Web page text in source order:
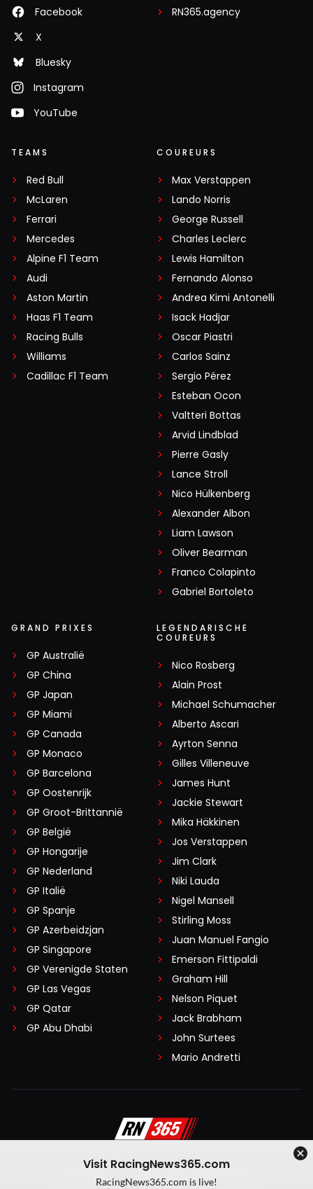
Facebook
X
Bluesky
Instagram
YouTube
RN365.agency
TEAMS
Red Bull
McLaren
Ferrari
Mercedes
Alpine F1 Team
Audi
Aston Martin
Haas F1 Team
Racing Bulls
Williams
Cadillac F1 Team
COUREURS
Max Verstappen
Lando Norris
George Russell
Charles Leclerc
Lewis Hamilton
Fernando Alonso
Andrea Kimi Antonelli
Isack Hadjar
Oscar Piastri
Carlos Sainz
Sergio Pérez
Esteban Ocon
Valtteri Bottas
Arvid Lindblad
Pierre Gasly
Lance Stroll
Nico Hülkenberg
Alexander Albon
Liam Lawson
Oliver Bearman
Franco Colapinto
Gabriel Bortoleto
GRAND PRIXES
GP Australië
GP China
GP Japan
GP Miami
GP Canada
GP Monaco
GP Barcelona
GP Oostenrijk
GP Groot-Brittannië
GP België
GP Hongarije
GP Nederland
GP Italië
GP Spanje
GP Azerbeidzjan
GP Singapore
GP Verenigde Staten
GP Las Vegas
GP Qatar
GP Abu Dhabi
LEGENDARISCHE
COUREURS
Nico Rosberg
Alain Prost
Michael Schumacher
Alberto Ascari
Ayrton Senna
Gilles Villeneuve
James Hunt
Jackie Stewart
Mika Häkkinen
Jos Verstappen
Jim Clark
Niki Lauda
Nigel Mansell
Stirling Moss
Juan Manuel Fangio
Emerson Fittipaldi
Graham Hill
Nelson Piquet
Jack Brabham
John Surtees
Mario Andretti
Algemene voorwaarden
Visit RacingNews365.com
RacingNews365.com is live!